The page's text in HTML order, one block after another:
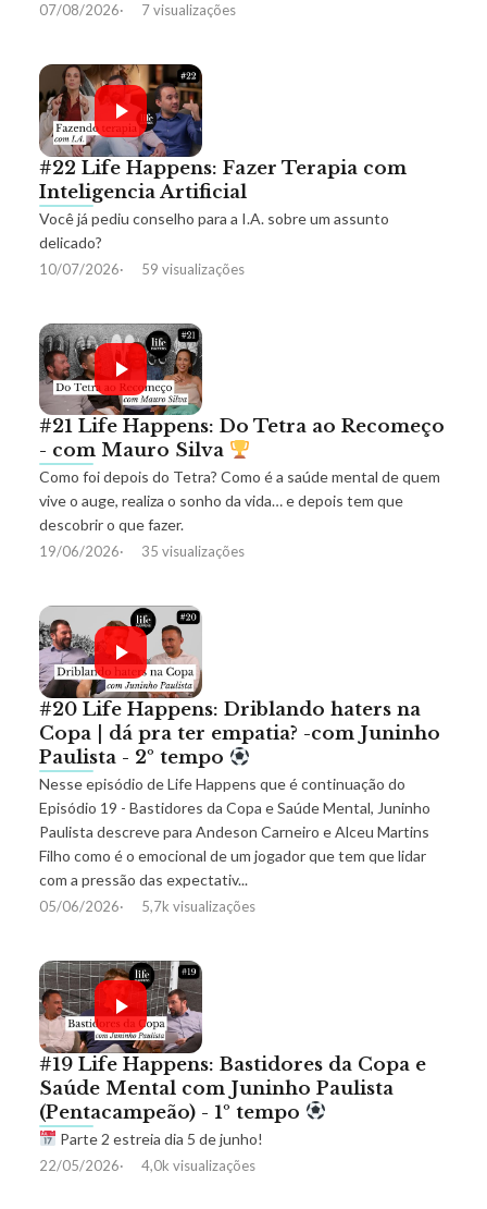
07/08/2026 7 visualizações
#22 Life Happens: Fazer Terapia com
Inteligencia Artificial
Você já pediu conselho para a I.A. sobre um assunto
delicado?
10/07/2026 59 visualizações
#21 Life Happens: Do Tetra ao Recomeço
- com Mauro Silva
Como foi depois do Tetra? Como é a saúde mental de quem
vive o auge, realiza o sonho da vida… e depois tem que
descobrir o que fazer.
19/06/2026 35 visualizações
#20 Life Happens: Driblando haters na
Copa | dá pra ter empatia? -com Juninho
Paulista - 2º tempo
Nesse episódio de Life Happens que é continuação do
Episódio 19 - Bastidores da Copa e Saúde Mental, Juninho
Paulista descreve para Andeson Carneiro e Alceu Martins
Filho como é o emocional de um jogador que tem que lidar
com a pressão das expectativ...
05/06/2026 5,7k visualizações
#19 Life Happens: Bastidores da Copa e
Saúde Mental com Juninho Paulista
(Pentacampeão) - 1º tempo
Parte 2 estreia dia 5 de junho!
22/05/2026 4,0k visualizações